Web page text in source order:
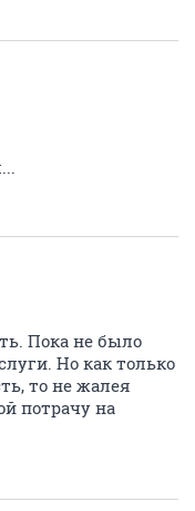
Пока не было
Но как только
то не жалея
потрачу на